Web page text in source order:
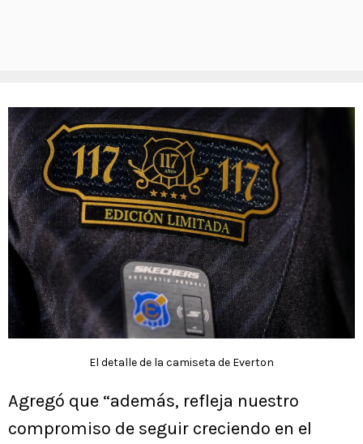
El detalle de la camiseta de Everton
Agregó que “además, refleja nuestro
compromiso de seguir creciendo en el